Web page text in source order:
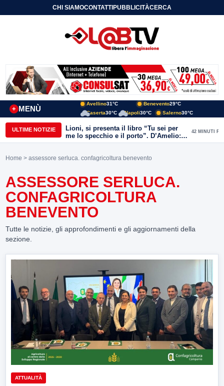
CHI SIAMOCONTATTIPUBBLICITÀCERCA
MENÙ
+
Avellino31°C Benevento29°C
Caserta30°C Napoli30°C Salerno30°C
ULTIME NOTIZIE
Lioni, si presenta il libro “Tu sei per
me lo specchio e il porto”. D’Amelio:
“Gettiamo un seme d’impegno futuro
42 MINUTI FA
Home > assessore serluca. confagricoltura benevento
ASSESSORE SERLUCA.
CONFAGRICOLTURA
BENEVENTO
Tutte le notizie, gli approfondimenti e gli aggiornamenti della
sezione.
ATTUALITÀ